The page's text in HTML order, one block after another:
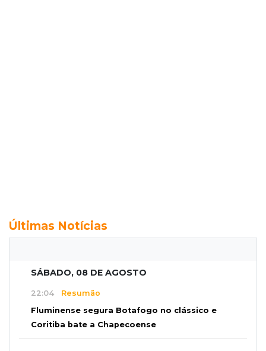
Últimas Notícias
SÁBADO, 08 DE AGOSTO
22:04 Resumão
Fluminense segura Botafogo no clássico e
Coritiba bate a Chapecoense